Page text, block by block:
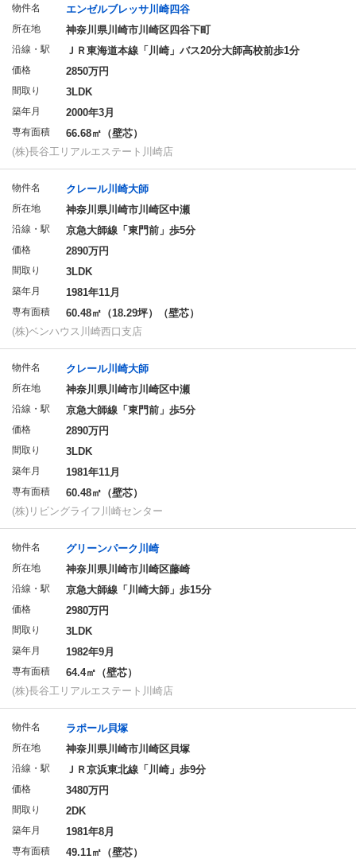
物件名 エンゼルブレッサ川崎四谷
所在地 神奈川県川崎市川崎区四谷下町
沿線・駅 ＪＲ東海道本線「川崎」バス20分大師高校前歩1分
価格 2850万円
間取り 3LDK
築年月 2000年3月
専有面積
66.68㎡（壁芯）
(株)長谷工リアルエステート川崎店
物件名 クレール川崎大師
所在地 神奈川県川崎市川崎区中瀬
沿線・駅 京急大師線「東門前」歩5分
価格 2890万円
間取り 3LDK
築年月 1981年11月
専有面積
60.48㎡（18.29坪）（壁芯）
(株)ベンハウス川崎西口支店
物件名 クレール川崎大師
所在地 神奈川県川崎市川崎区中瀬
沿線・駅 京急大師線「東門前」歩5分
価格 2890万円
間取り 3LDK
築年月 1981年11月
専有面積
60.48㎡（壁芯）
(株)リビングライフ川崎センター
物件名 グリーンパーク川崎
所在地 神奈川県川崎市川崎区藤崎
沿線・駅 京急大師線「川崎大師」歩15分
価格 2980万円
間取り 3LDK
築年月 1982年9月
専有面積
64.4㎡（壁芯）
(株)長谷工リアルエステート川崎店
物件名 ラポール貝塚
所在地 神奈川県川崎市川崎区貝塚
沿線・駅 ＪＲ京浜東北線「川崎」歩9分
価格 3480万円
間取り 2DK
築年月 1981年8月
専有面積
49.11㎡（壁芯）